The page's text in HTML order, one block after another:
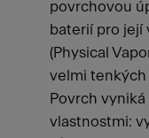
povrchovou
baterií pro její
(Physical
velmi tenkých
Povrch
vlastnostmi: